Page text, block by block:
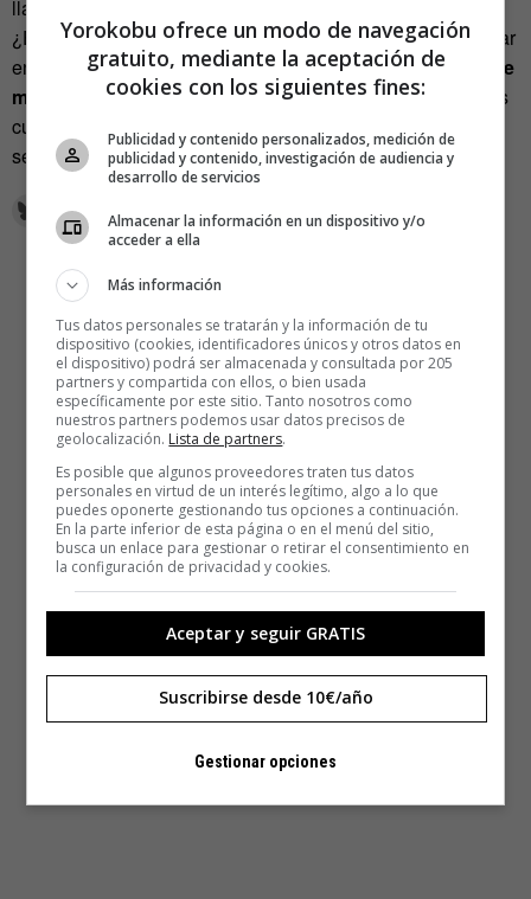
llamado E.G.B.
¿Enviar flores? ¿Escribir unos versos en una pared? ¿Llorar
en una película de Pixar?No pasa nada, eso no nos hace
más frágiles, sino más humanos.Por favor, sean ustedes
cursis de vez en cuando (no hay que abusar) y el mundo
será un lugar más amable.
Yorokobu ofrece un modo de navegación
gratuito, mediante la aceptación de
cookies con los siguientes fines:
Publicidad y contenido personalizados, medición de
publicidad y contenido, investigación de audiencia y
desarrollo de servicios
Almacenar la información en un dispositivo y/o
acceder a ella
Más información
Tus datos personales se tratarán y la información de tu
dispositivo (cookies, identificadores únicos y otros datos en
el dispositivo) podrá ser almacenada y consultada por 205
partners y compartida con ellos, o bien usada
específicamente por este sitio. Tanto nosotros como
nuestros partners podemos usar datos precisos de
geolocalización. Lista de partners.
Es posible que algunos proveedores traten tus datos
personales en virtud de un interés legítimo, algo a lo que
puedes oponerte gestionando tus opciones a continuación.
En la parte inferior de esta página o en el menú del sitio,
busca un enlace para gestionar o retirar el consentimiento en
la configuración de privacidad y cookies.
Aceptar y seguir GRATIS
Suscribirse desde 10€/año
Gestionar opciones